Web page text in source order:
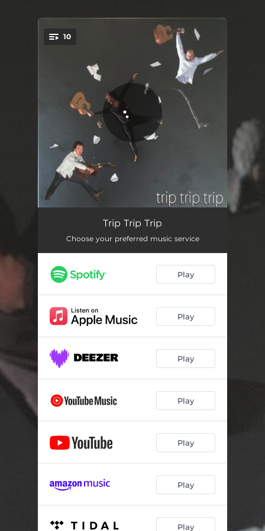
10
De Vuelta y Media
Para Esas Mañanas Sin Reloj (Preludio) 03:14
Para Esas Mañanas Sin Reloj (Cumbia) 06:06
Verano Porteño
Para la Dama Duende: Obertura 02:42
Para la Dama Duende: Andante 06:39
Para la Dama Duende: Andante Espressivo 03:18
Para la Dama Duende: Allegro 03:22
Trip Trip Trip
Choose your preferred music service
Play
Play
Play
Play
Play
Play
Play